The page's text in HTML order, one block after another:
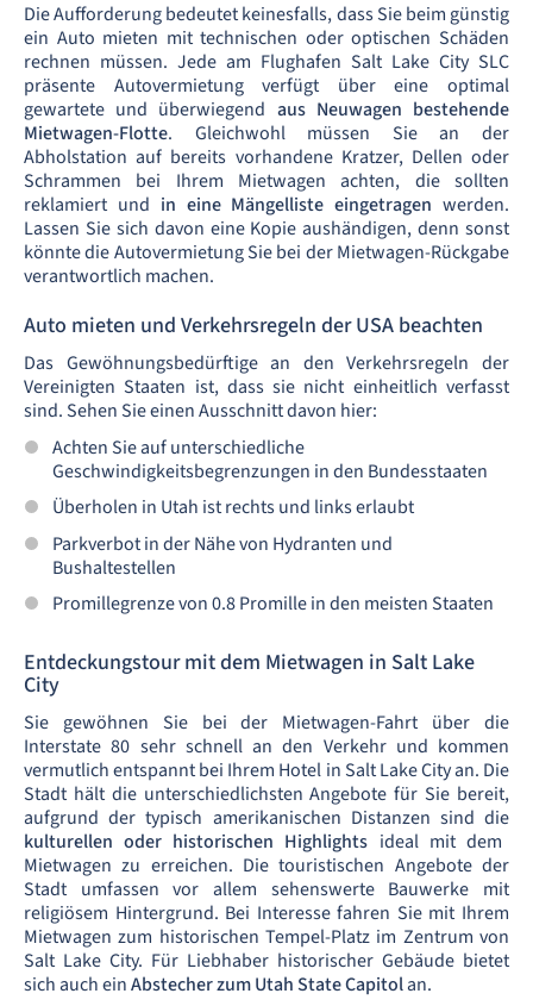
Die Aufforderung bedeutet keinesfalls, dass Sie beim günstig
ein Auto mieten mit technischen oder optischen Schäden
rechnen müssen. Jede am Flughafen Salt Lake City SLC
präsente Autovermietung verfügt über eine optimal
gewartete und überwiegend aus Neuwagen bestehende
Mietwagen-Flotte. Gleichwohl müssen Sie an der
Abholstation auf bereits vorhandene Kratzer, Dellen oder
Schrammen bei Ihrem Mietwagen achten, die sollten
reklamiert und in eine Mängelliste eingetragen werden.
Lassen Sie sich davon eine Kopie aushändigen, denn sonst
könnte die Autovermietung Sie bei der Mietwagen-Rückgabe
verantwortlich machen.
Auto mieten und Verkehrsregeln der USA beachten
Das Gewöhnungsbedürftige an den Verkehrsregeln der
Vereinigten Staaten ist, dass sie nicht einheitlich verfasst
sind. Sehen Sie einen Ausschnitt davon hier:
Achten Sie auf unterschiedliche
Geschwindigkeitsbegrenzungen in den Bundesstaaten
Überholen in Utah ist rechts und links erlaubt
Parkverbot in der Nähe von Hydranten und
Bushaltestellen
Promillegrenze von 0.8 Promille in den meisten Staaten
Entdeckungstour mit dem Mietwagen in Salt Lake
City
Sie gewöhnen Sie bei der Mietwagen-Fahrt über die
Interstate 80 sehr schnell an den Verkehr und kommen
vermutlich entspannt bei Ihrem Hotel in Salt Lake City an. Die
Stadt hält die unterschiedlichsten Angebote für Sie bereit,
aufgrund der typisch amerikanischen Distanzen sind die
kulturellen oder historischen Highlights ideal mit dem
Mietwagen zu erreichen. Die touristischen Angebote der
Stadt umfassen vor allem sehenswerte Bauwerke mit
religiösem Hintergrund. Bei Interesse fahren Sie mit Ihrem
Mietwagen zum historischen Tempel-Platz im Zentrum von
Salt Lake City. Für Liebhaber historischer Gebäude bietet
sich auch einAbstecher zum Utah State Capitolan.